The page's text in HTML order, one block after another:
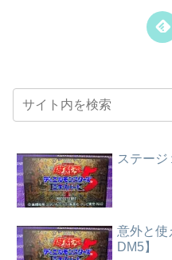
ステージ
意外と使
DM5】